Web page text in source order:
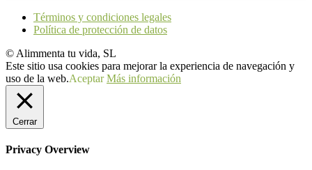
Términos y condiciones legales
Política de protección de datos
© Alimmenta tu vida, SL
Este sitio usa cookies para mejorar la experiencia de navegación y
uso de la web.Aceptar Más información
Cerrar
Privacy Overview